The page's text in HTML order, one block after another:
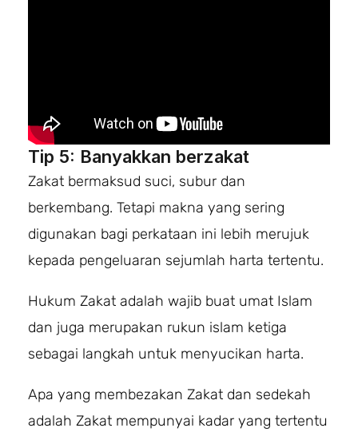
Tip 5: Banyakkan berzakat
Zakat bermaksud suci, subur dan
berkembang. Tetapi makna yang sering
digunakan bagi perkataan ini lebih merujuk
kepada pengeluaran sejumlah harta tertentu.
Hukum Zakat adalah wajib buat umat Islam
dan juga merupakan rukun islam ketiga
sebagai langkah untuk menyucikan harta.
Apa yang membezakan Zakat dan sedekah
adalah Zakat mempunyai kadar yang tertentu